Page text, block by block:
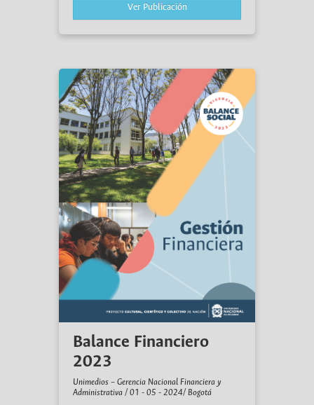
Ver Publicación
Balance Financiero
2023
Unimedios – Gerencia Nacional Financiera y
Administrativa / 01 - 05 - 2024/ Bogotá